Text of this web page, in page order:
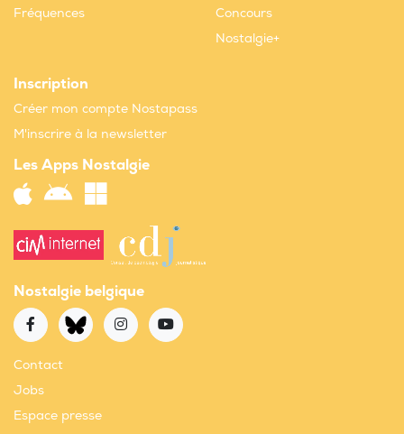
Fréquences
Concours
Nostalgie+
Inscription
Créer mon compte Nostapass
M'inscrire à la newsletter
Les Apps Nostalgie
Nostalgie belgique
Contact
Jobs
Espace presse